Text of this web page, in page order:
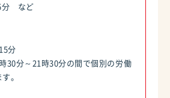
分 など
分
30分～21時30分の間で個別の労働
。